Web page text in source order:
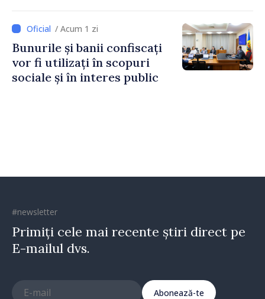
Irlandei de Nord, Fern
Horine / Acum 1 zi
Bunurile și banii confiscați
vor fi utilizați în scopuri
sociale și în interes public
#newsletter
Primiți cele mai recente știri direct pe
E-mailul dvs.
Abonează-te